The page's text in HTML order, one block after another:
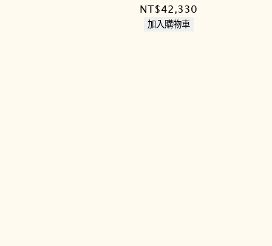
NT$30,295。
原
始
NT$42,330
加入購物車